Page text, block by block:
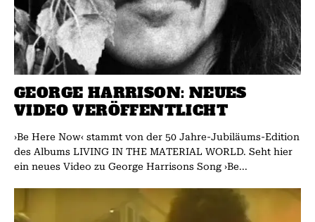
GEORGE HARRISON: NEUES
VIDEO VERÖFFENTLICHT
›Be Here Now‹ stammt von der 50 Jahre-Jubiläums-Edition
des Albums LIVING IN THE MATERIAL WORLD. Seht hier
ein neues Video zu George Harrisons Song ›Be...